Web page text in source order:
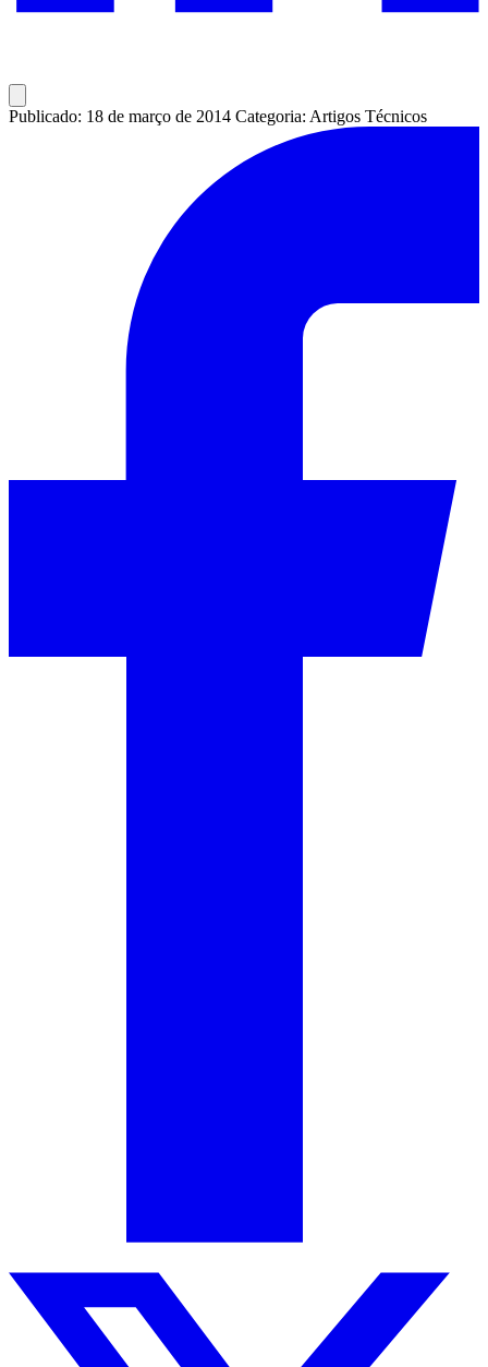
Publicado: 18 de março de 2014 Categoria: Artigos Técnicos